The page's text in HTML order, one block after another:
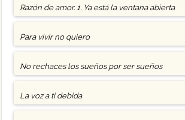
Razón de amor. 1. Ya está la ventana abierta
Para vivir no quiero
No rechaces los sueños por ser sueños
La voz a ti debida